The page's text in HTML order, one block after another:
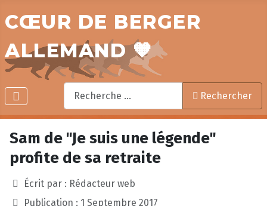
CŒUR DE BERGER
ALLEMAND 🧡
Rechercher
Rechercher
Sam de "Je suis une légende"
profite de sa retraite
Écrit par : Rédacteur web
Publication : 1 Septembre 2017